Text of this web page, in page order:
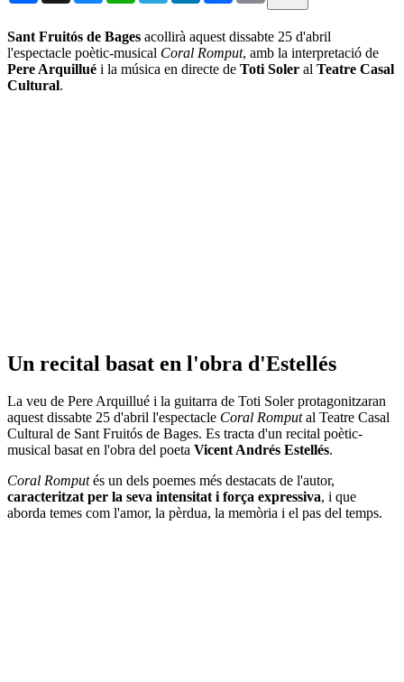
Sant Fruitós de Bages acollirà aquest dissabte 25 d'abril
l'espectacle poètic-musical Coral Romput, amb la interpretació de
Pere Arquillué i la música en directe de Toti Soler al Teatre Casal
Cultural.
Un recital basat en l'obra d'Estellés
La veu de Pere Arquillué i la guitarra de Toti Soler protagonitzaran
aquest dissabte 25 d'abril l'espectacle Coral Romputal Teatre Casal
Cultural de Sant Fruitós de Bages. Es tracta d'un recital poètic-
musical basat en l'obra del poeta Vicent Andrés Estellés.
Coral Romputés un dels poemes més destacats de l'autor,
caracteritzat per la seva intensitat i força expressiva, i que
aborda temes com l'amor, la pèrdua, la memòria i el pas del temps.